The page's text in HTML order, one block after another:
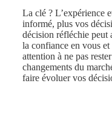
La clé ? L’expérience
informé, plus vos
décision réfléchie peut
la confiance en vous
attention à ne pas
changements du
faire évoluer vos